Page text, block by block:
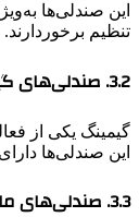
این صندلی‌ها
تنظیم
3.2. صندلی‌های گیمینگ
گیمینگ یکی از
این صندلی‌ها
3.3. صندلی‌های ماساژور